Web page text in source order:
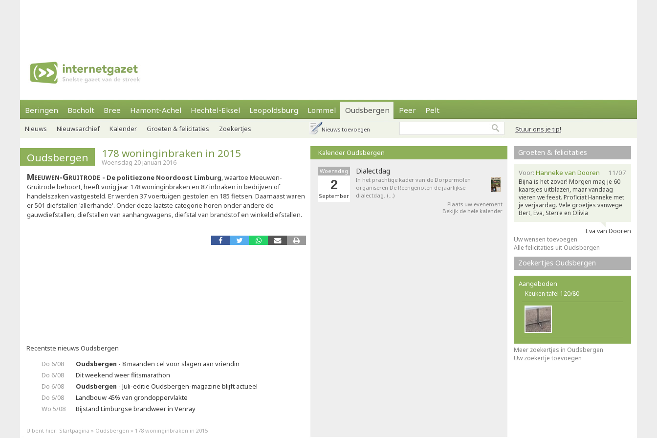
Beringen Bocholt Bree Hamont-Achel Hechtel-Eksel Leopoldsburg Lommel Oudsbergen Peer Pelt
Stuur ons je tip!
Nieuws Nieuwsarchief Kalender Groeten & felicitaties Zoekertjes Nieuws toevoegen
Oudsbergen 178 woninginbraken in 2015
Woensdag 20 januari 2016
Meeuwen-Gruitrode De politiezone Noordoost Limburg, waartoe Meeuwen-
Gruitrode behoort, heeft vorig jaar 178 woninginbraken en 87 inbraken in bedrijven of
handelszaken vastgesteld. Er werden 37 voertuigen gestolen en 185 fietsen. Daarnaast waren
er 501 diefstallen 'allerhande'. Onder deze laatste categorie horen onder andere de
gauwdiefstallen, diefstallen van aanhangwagens, diefstal van brandstof en winkeldiefstallen.
Recentste nieuws Oudsbergen
Do 6/08
Oudsbergen - 8 maanden cel voor slagen aan vriendin
Do 6/08
Dit weekend weer flitsmarathon
Do 6/08
Oudsbergen - Juli-editie Oudsbergen-magazine blijft actueel
Do 6/08
Landbouw 45% van grondoppervlakte
Wo 5/08
Bijstand Limburgse brandweer in Venray
Kalender Oudsbergen
Woensdag
2
September
Dialectdag
In het prachtige kader van de Dorpermolen
organiseren De Reengenoten de jaarlijkse
dialectdag. (…)
Plaats uw evenement
Bekijk de hele kalender
Groeten & felicitaties
11/07
Voor: Hanneke van Dooren
Bijna is het zover! Morgen mag je 60
kaarsjes uitblazen, maar vandaag
vieren we feest. Proficiat Hanneke met
je verjaardag. Vele groetjes vanwege
Bert, Eva, Sterre en Olivia
Eva van Dooren
Uw wensen toevoegen
Alle felicitaties uit Oudsbergen
Zoekertjes Oudsbergen
Aangeboden
Keuken tafel 120/80
Meer zoekertjes in Oudsbergen
Uw zoekertje toevoegen
U bent hier: Startpagina » Oudsbergen » 178 woninginbraken in 2015